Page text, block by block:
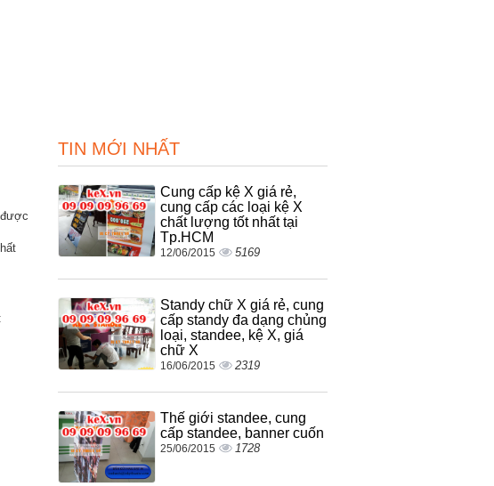
TIN MỚI NHẤT
Cung cấp kệ X giá rẻ,
cung cấp các loại kệ X
chất lượng tốt nhất tại
Tp.HCM
12/06/2015 5169
Standy chữ X giá rẻ, cung
cấp standy đa dạng chủng
loại, standee, kệ X, giá
chữ X
16/06/2015 2319
Thế giới standee, cung
cấp standee, banner cuốn
25/06/2015 1728